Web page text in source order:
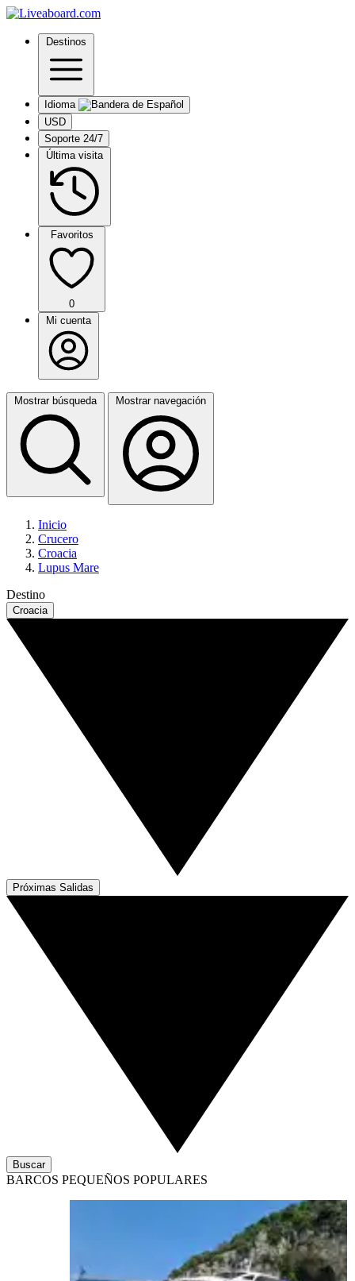
Destinos
Idioma
USD
Soporte 24/7
Última visita
Favoritos
0
Mi cuenta
Mostrar búsqueda Mostrar navegación
Inicio
Crucero
Croacia
Lupus Mare
Destino
Croacia
Próximas Salidas
Buscar
BARCOS PEQUEÑOS POPULARES